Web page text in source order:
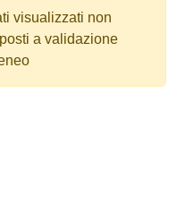
visualizzati non
a validazione